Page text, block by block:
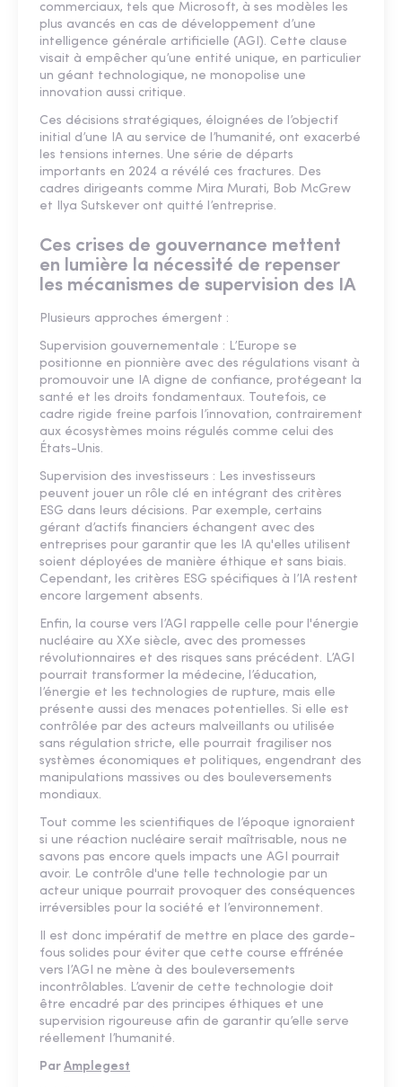
commerciaux, tels que Microsoft, à ses modèles les
plus avancés en cas de développement d’une
intelligence générale artificielle (AGI). Cette clause
visait à empêcher qu’une entité unique, en particulier
un géant technologique, ne monopolise une
innovation aussi critique.
Ces décisions stratégiques, éloignées de l’objectif
initial d’une IA au service de l’humanité, ont exacerbé
les tensions internes. Une série de départs
importants en 2024 a révélé ces fractures. Des
cadres dirigeants comme Mira Murati, Bob McGrew
et Ilya Sutskever ont quitté l’entreprise.
Ces crises de gouvernance mettent
en lumière la nécessité de repenser
les mécanismes de supervision des IA
Plusieurs approches émergent :
Supervision gouvernementale : L’Europe se
positionne en pionnière avec des régulations visant à
promouvoir une IA digne de confiance, protégeant la
santé et les droits fondamentaux. Toutefois, ce
cadre rigide freine parfois l’innovation, contrairement
aux écosystèmes moins régulés comme celui des
États-Unis.
Supervision des investisseurs : Les investisseurs
peuvent jouer un rôle clé en intégrant des critères
ESG dans leurs décisions. Par exemple, certains
gérant d’actifs financiers échangent avec des
entreprises pour garantir que les IA qu'elles utilisent
soient déployées de manière éthique et sans biais.
Cependant, les critères ESG spécifiques à l’IA restent
encore largement absents.
Enfin, la course vers l’AGI rappelle celle pour l'énergie
nucléaire au XXe siècle, avec des promesses
révolutionnaires et des risques sans précédent. L’AGI
pourrait transformer la médecine, l’éducation,
l’énergie et les technologies de rupture, mais elle
présente aussi des menaces potentielles. Si elle est
contrôlée par des acteurs malveillants ou utilisée
sans régulation stricte, elle pourrait fragiliser nos
systèmes économiques et politiques, engendrant des
manipulations massives ou des bouleversements
mondiaux.
Tout comme les scientifiques de l’époque ignoraient
si une réaction nucléaire serait maîtrisable, nous ne
savons pas encore quels impacts une AGI pourrait
avoir. Le contrôle d'une telle technologie par un
acteur unique pourrait provoquer des conséquences
irréversibles pour la société et l’environnement.
Il est donc impératif de mettre en place des garde-
fous solides pour éviter que cette course effrénée
vers l’AGI ne mène à des bouleversements
incontrôlables. L’avenir de cette technologie doit
être encadré par des principes éthiques et une
supervision rigoureuse afin de garantir qu’elle serve
réellement l’humanité.
Par Amplegest